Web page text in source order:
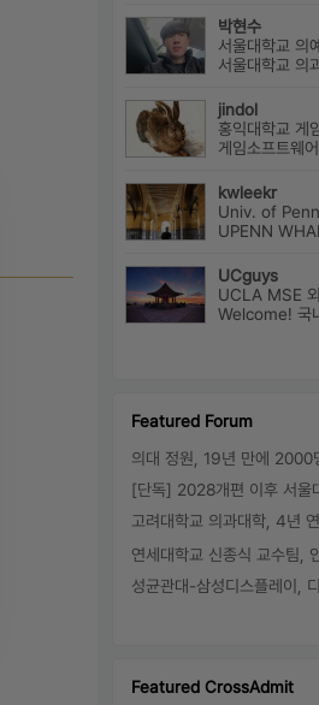
박현수
서울대학교 의
jindol
kwleekr
UCguys
UCLA MSE
Featured Forum
Featured CrossAdmit